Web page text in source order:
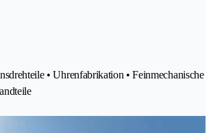
• Uhrenfabrikation • Feinmechanische